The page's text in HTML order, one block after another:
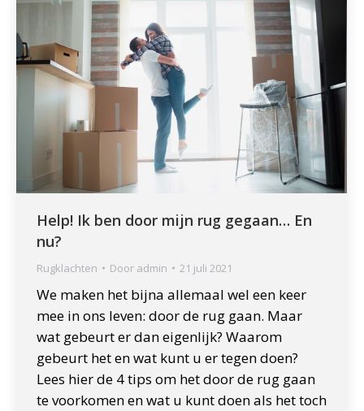
Help! Ik ben door mijn rug gegaan… En
nu?
Rugklachten Door admin 21 juli 2021
We maken het bijna allemaal wel een keer
mee in ons leven: door de rug gaan. Maar
wat gebeurt er dan eigenlijk? Waarom
gebeurt het en wat kunt u er tegen doen?
Lees hier de 4 tips om het door de rug gaan
te voorkomen en wat u kunt doen als het toch